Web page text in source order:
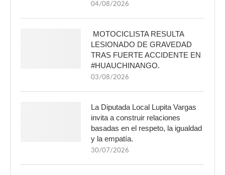
04/08/2026
MOTOCICLISTA RESULTA
LESIONADO DE GRAVEDAD
TRAS FUERTE ACCIDENTE EN
#HUAUCHINANGO.
03/08/2026
La Diputada Local Lupita Vargas
invita a construir relaciones
basadas en el respeto, la igualdad
y la empatía.
30/07/2026